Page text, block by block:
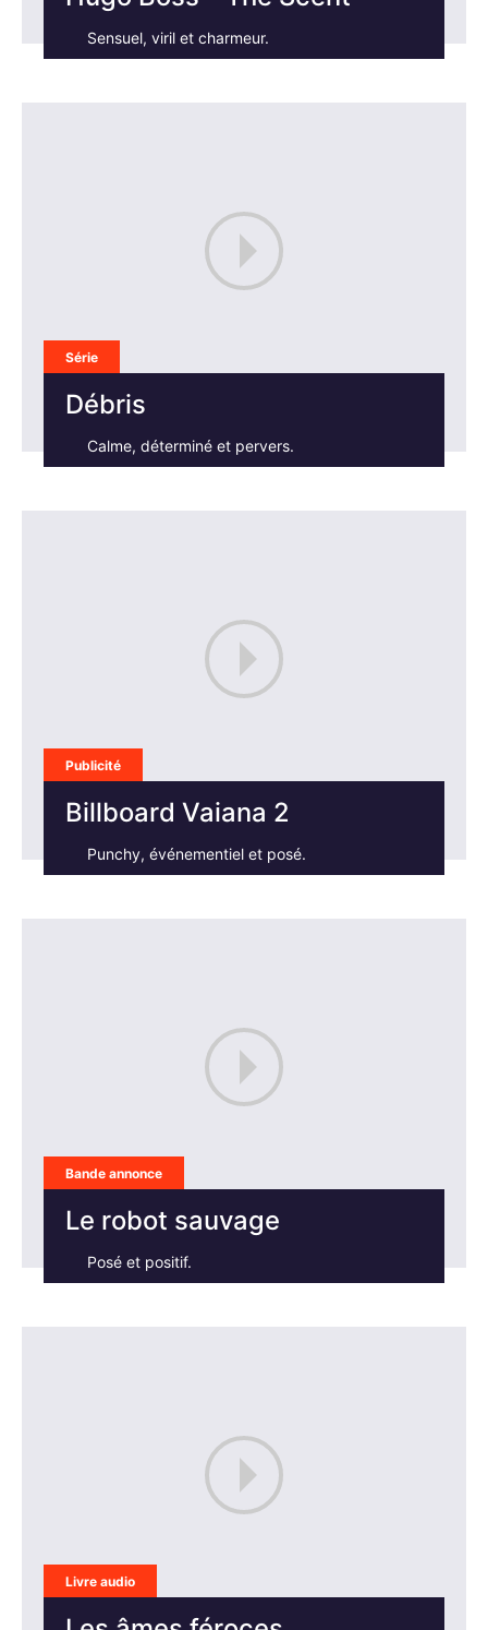
Sensuel, viril et charmeur.
Série
Débris
Calme, déterminé et pervers.
Publicité
Billboard Vaiana 2
Punchy, événementiel et posé.
Bande annonce
Le robot sauvage
Posé et positif.
Livre audio